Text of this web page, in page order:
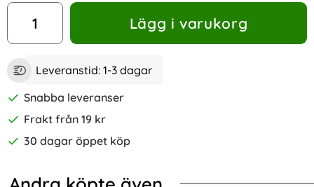
antal
Lägg i varukorg
Leveranstid: 1-3 dagar
Snabba leveranser
Frakt från 19 kr
30 dagar öppet köp